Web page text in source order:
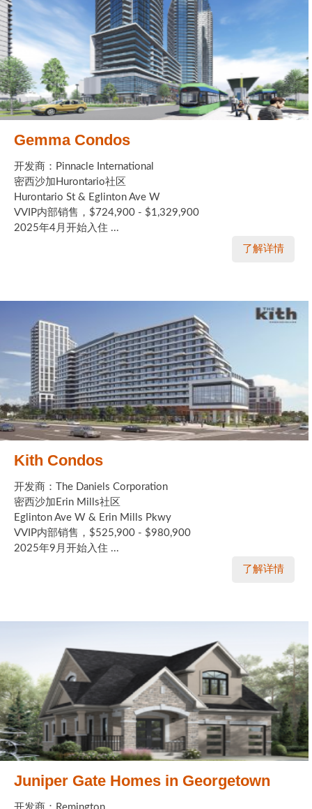
Gemma Condos
开发商：Pinnacle International
密西沙加Hurontario社区
Hurontario St & Eglinton Ave W
VVIP内部销售，$724,900 - $1,329,900
2025年4月开始入住 ...
了解详情
Kith Condos
开发商：The Daniels Corporation
密西沙加Erin Mills社区
Eglinton Ave W & Erin Mills Pkwy
VVIP内部销售，$525,900 - $980,900
2025年9月开始入住 ...
了解详情
Juniper Gate Homes in Georgetown